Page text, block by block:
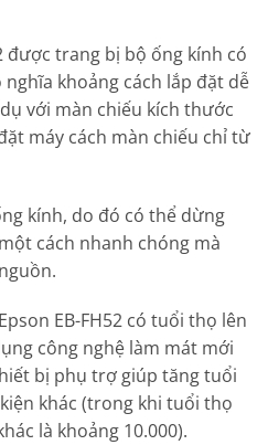
được trang bị bộ ống kính có
khoảng cách lắp đặt dễ
với màn chiếu kích thước
máy cách màn chiếu chỉ từ
kính, do đó có thể dừng
cách nhanh chóng mà
EB-FH52 có tuổi thọ lên
công nghệ làm mát mới
bị phụ trợ giúp tăng tuổi
khác (trong khi tuổi thọ
là khoảng 10.000).